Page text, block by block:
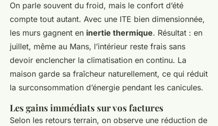
On parle souvent du froid, mais le confort d’été
compte tout autant. Avec une ITE bien dimensionnée,
les murs gagnent en inertie thermique. Résultat : en
juillet, même au Mans, l’intérieur reste frais sans
devoir enclencher la climatisation en continu. La
maison garde sa fraîcheur naturellement, ce qui réduit
la surconsommation d’énergie pendant les canicules.
Les gains immédiats sur vos factures
Selon les retours terrain, on observe une réduction de